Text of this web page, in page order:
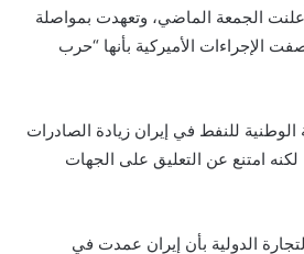
الجمعة الماضي، وتعهدت بمواصلة
الإجراءات الأميركية بأنها “حرب
للنفط في إيران زيادة الصادرات
لكنه امتنع عن التعليق على الجهات
الدولية بأن إيران عمدت في